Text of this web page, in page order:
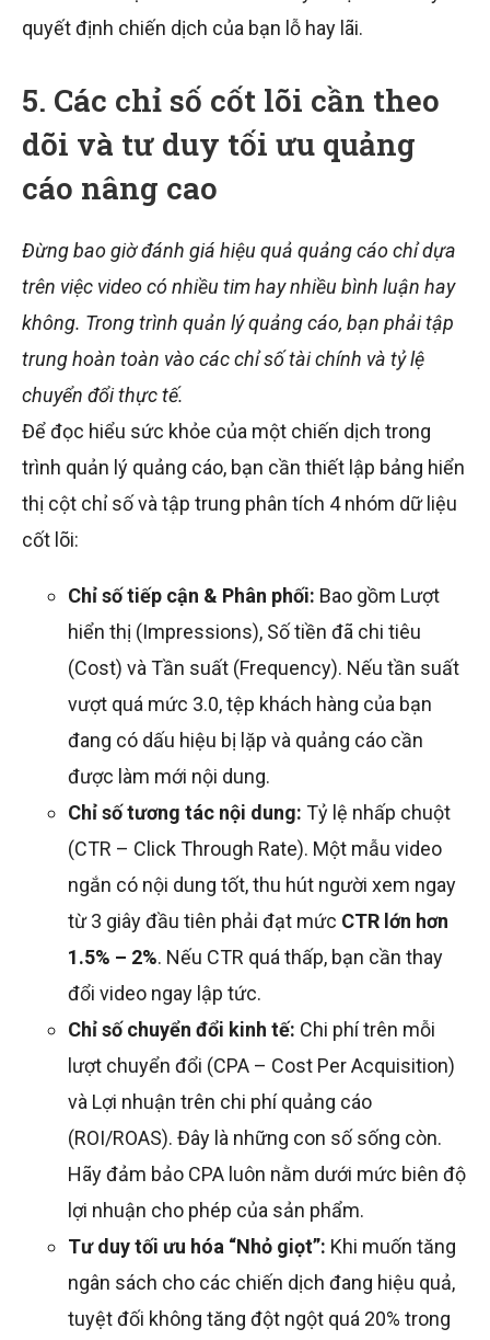
quyết định chiến dịch của bạn lỗ hay lãi.
5. Các chỉ số cốt lõi cần theo
dõi và tư duy tối ưu quảng
cáo nâng cao
Đừng bao giờ đánh giá hiệu quả quảng cáo chỉ dựa
trên việc video có nhiều tim hay nhiều bình luận hay
không. Trong trình quản lý quảng cáo, bạn phải tập
trung hoàn toàn vào các chỉ số tài chính và tỷ lệ
chuyển đổi thực tế.
Để đọc hiểu sức khỏe của một chiến dịch trong
trình quản lý quảng cáo, bạn cần thiết lập bảng hiển
thị cột chỉ số và tập trung phân tích 4 nhóm dữ liệu
cốt lõi:
Chỉ số tiếp cận & Phân phối: Bao gồm Lượt
hiển thị (Impressions), Số tiền đã chi tiêu
(Cost) và Tần suất (Frequency). Nếu tần suất
vượt quá mức 3.0, tệp khách hàng của bạn
đang có dấu hiệu bị lặp và quảng cáo cần
được làm mới nội dung.
Chỉ số tương tác nội dung: Tỷ lệ nhấp chuột
(CTR – Click Through Rate). Một mẫu video
ngắn có nội dung tốt, thu hút người xem ngay
từ 3 giây đầu tiên phải đạt mức CTR lớn hơn
1.5% – 2%. Nếu CTR quá thấp, bạn cần thay
đổi video ngay lập tức.
Chỉ số chuyển đổi kinh tế: Chi phí trên mỗi
lượt chuyển đổi (CPA – Cost Per Acquisition)
và Lợi nhuận trên chi phí quảng cáo
(ROI/ROAS). Đây là những con số sống còn.
Hãy đảm bảo CPA luôn nằm dưới mức biên độ
lợi nhuận cho phép của sản phẩm.
Tư duy tối ưu hóa “Nhỏ giọt”: Khi muốn tăng
ngân sách cho các chiến dịch đang hiệu quả,
tuyệt đối không tăng đột ngột quá 20% trong